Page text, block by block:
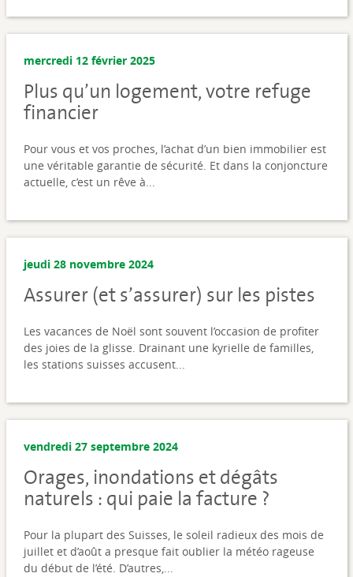
mercredi 12 février 2025
Plus qu’un logement, votre refuge
financier
Pour vous et vos proches, l’achat d’un bien immobilier est
une véritable garantie de sécurité. Et dans la conjoncture
actuelle, c’est un rêve à...
jeudi 28 novembre 2024
Assurer (et s’assurer) sur les pistes
Les vacances de Noël sont souvent l’occasion de profiter
des joies de la glisse. Drainant une kyrielle de familles,
les stations suisses accusent...
vendredi 27 septembre 2024
Orages, inondations et dégâts
naturels : qui paie la facture ?
Pour la plupart des Suisses, le soleil radieux des mois de
juillet et d’août a presque fait oublier la météo rageuse
du début de l’été. D’autres,...